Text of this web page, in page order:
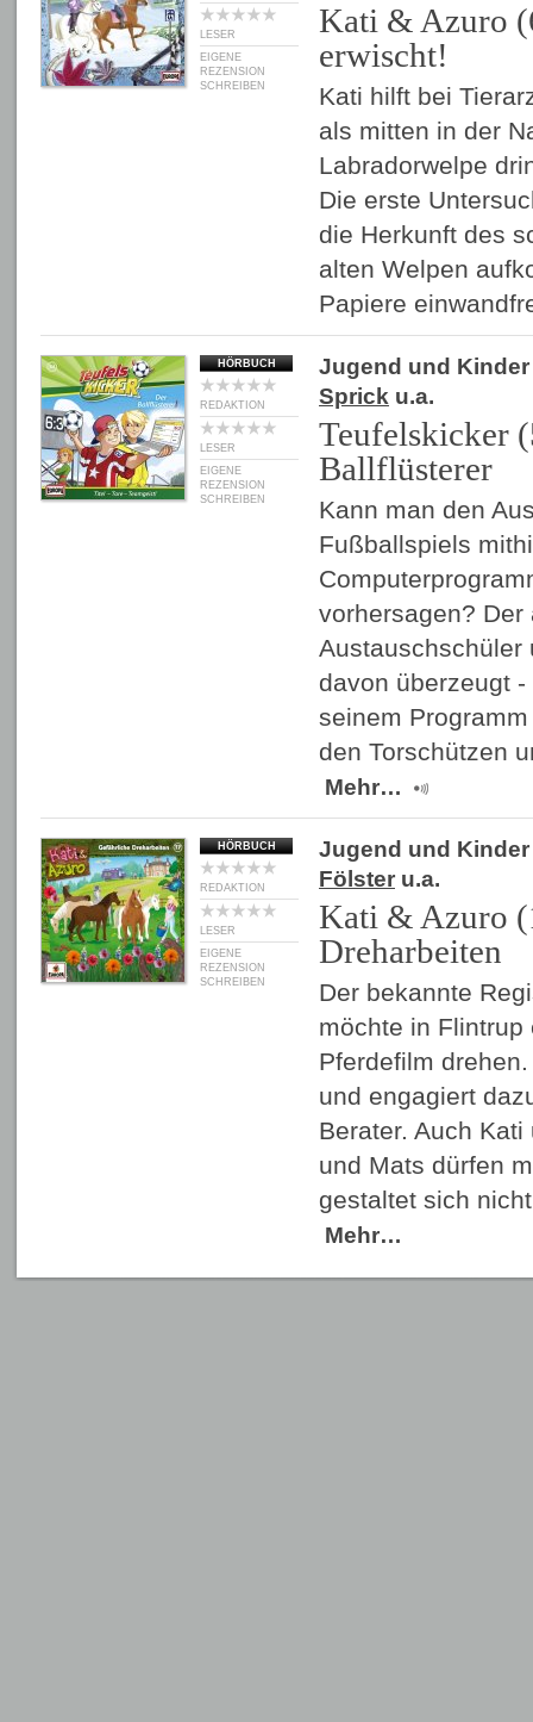
LESER
EIGENE
REZENSION
SCHREIBEN
Kati & Azuro
erwischt!
Kati hilft bei
als mitten in der
Labradorwelpe
Die erste
die Herkunft des
alten Welpen
Papiere
HÖRBUCH
REDAKTION
LESER
EIGENE
REZENSION
SCHREIBEN
Jugend und Kinder
Sprick u.a.
Teufelskicker
Ballflüsterer
Kann man den
Fußballspiels
vorhersagen?
Austauschschüler
davon überzeugt
seinem
den Torschützen
Mehr…
HÖRBUCH
REDAKTION
LESER
EIGENE
REZENSION
SCHREIBEN
Jugend und Kinder
Fölster u.a.
Kati & Azuro
Dreharbeiten
Der bekannte
möchte in
Pferdefilm
und engagiert
Berater. Auch
und Mats dürfen
gestaltet sich
Mehr…